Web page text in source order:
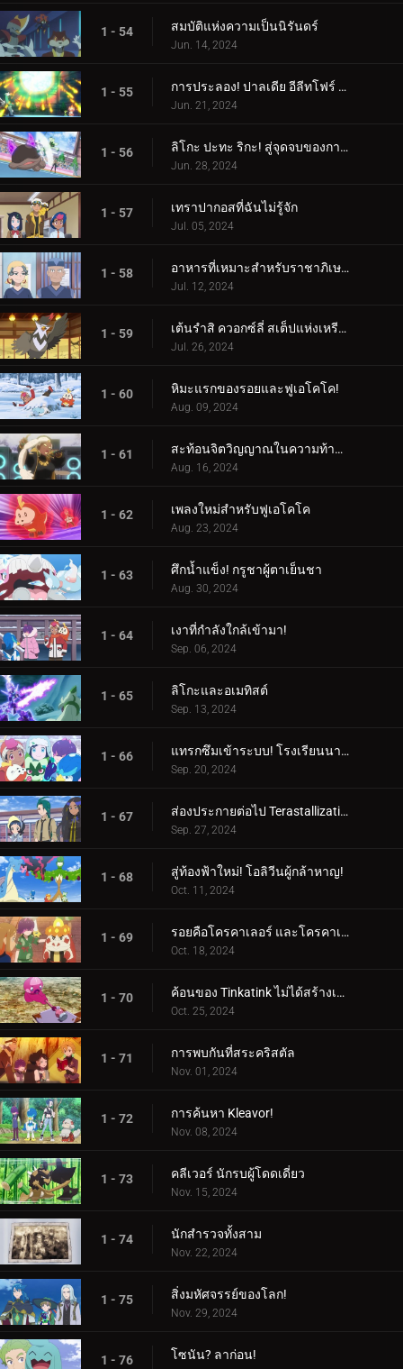
1 - 54 สมบัติแห่งความเป็นนิรันดร์
Jun. 14, 2024
1 - 55 การประลอง! ปาลเดีย อีลีทโฟร์ (1)
Jun. 21, 2024
1 - 56 ลิโกะ ปะทะ ริกะ! สู่จุดจบของการต่อสู้ (2)
Jun. 28, 2024
1 - 57 เทราปากอสที่ฉันไม่รู้จัก
Jul. 05, 2024
1 - 58 อาหารที่เหมาะสำหรับราชาภิเษก!
Jul. 12, 2024
1 - 59 เต้นรำสิ ควอกซ์ลี่ สเต็ปแห่งเหรียญสีน้ำเงิน!
Jul. 26, 2024
1 - 60 หิมะแรกของรอยและฟูเอโคโค!
Aug. 09, 2024
1 - 61 สะท้อนจิตวิญญาณในความท้าทายแห่งการสัมผัส!
Aug. 16, 2024
1 - 62 เพลงใหม่สำหรับฟูเอโคโค
Aug. 23, 2024
1 - 63 ศึกน้ำแข็ง! กรูชาผู้ตาเย็นชา
Aug. 30, 2024
1 - 64 เงาที่กำลังใกล้เข้ามา!
Sep. 06, 2024
1 - 65 ลิโกะและอเมทิสต์
Sep. 13, 2024
1 - 66 แทรกซึมเข้าระบบ! โรงเรียนนารันจาอยู่ในอันตราย!
Sep. 20, 2024
1 - 67 ส่องประกายต่อไป Terastallization! ลิโก้ ปะทะ รอย!
Sep. 27, 2024
1 - 68 สู่ท้องฟ้าใหม่! โอลิวีนผู้กล้าหาญ!
Oct. 11, 2024
1 - 69 รอยคือโครคาเลอร์ และโครคาเลอร์ก็คือรอย!
Oct. 18, 2024
1 - 70 ค้อนของ Tinkatink ไม่ได้สร้างเสร็จภายในวันเดียว
Oct. 25, 2024
1 - 71 การพบกันที่สระคริสตัล
Nov. 01, 2024
1 - 72 การค้นหา Kleavor!
Nov. 08, 2024
1 - 73 คลีเวอร์ นักรบผู้โดดเดี่ยว
Nov. 15, 2024
1 - 74 นักสำรวจทั้งสาม
Nov. 22, 2024
1 - 75 สิ่งมหัศจรรย์ของโลก!
Nov. 29, 2024
1 - 76 โซนัน? ลาก่อน!